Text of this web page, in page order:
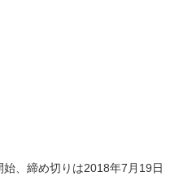
、締め切りは2018年7月19日